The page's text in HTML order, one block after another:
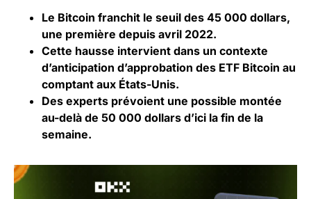
Le Bitcoin franchit le seuil des 45 000 dollars,
une première depuis avril 2022.
Cette hausse intervient dans un contexte
d’anticipation d’approbation des ETF Bitcoin au
comptant aux États-Unis.
Des experts prévoient une possible montée
au-delà de 50 000 dollars d’ici la fin de la
semaine.